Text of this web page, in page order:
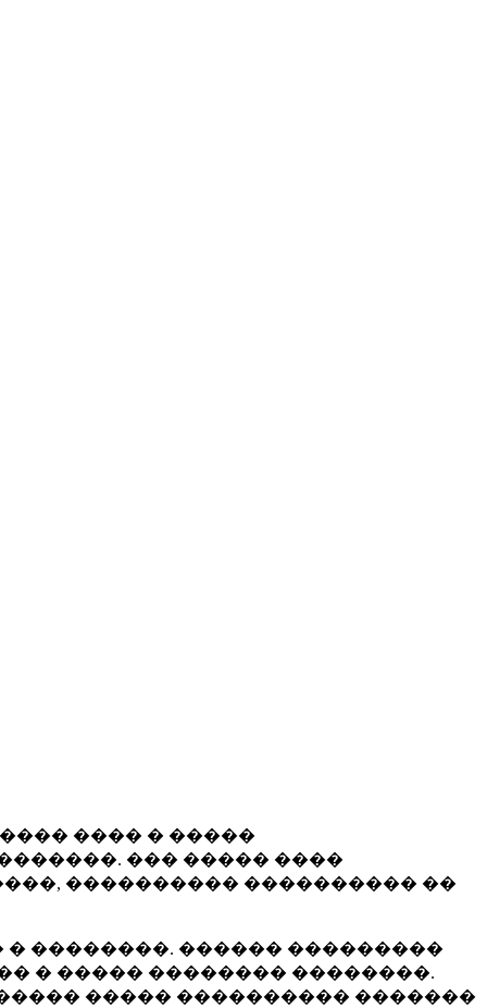
���� � �����
��� ����� ����
���������� ���������� ��
��������. ������ ���������
� ����� �������� ��������.
����� ���������� �������